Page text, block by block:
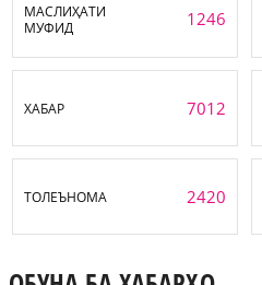
МАСЛИҲАТИ
МУФИД
1246
ХАБАР 7012
ТОЛЕЪНОМА 2420